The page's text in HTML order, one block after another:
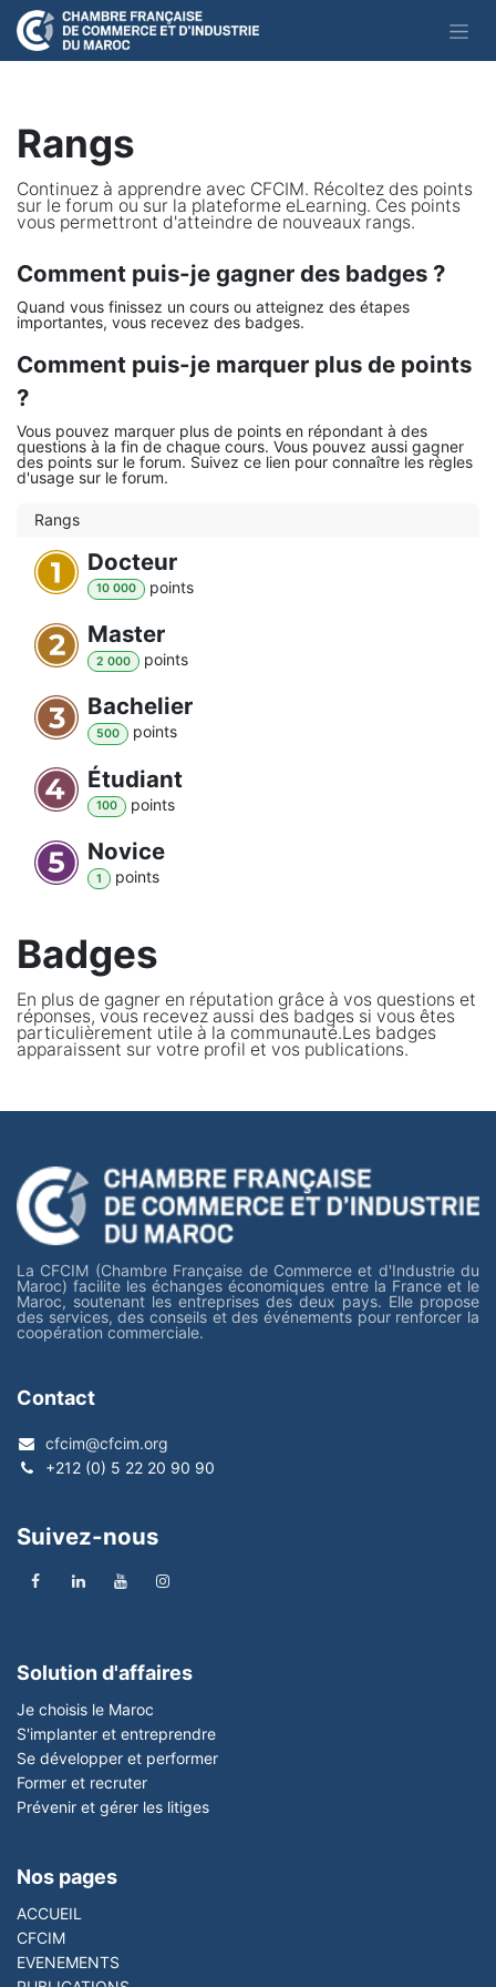
Se rendre au contenu
Rangs
Continuez à apprendre avec CFCIM. Récoltez des points
sur le forum ou sur la plateforme eLearning. Ces points
vous permettront d'atteindre de nouveaux rangs.
Comment puis-je gagner des badges ?
Quand vous finissez un cours ou atteignez des étapes
importantes, vous recevez des badges.
Comment puis-je marquer plus de points
?
Vous pouvez marquer plus de points en répondant à des
questions à la fin de chaque cours. Vous pouvez aussi gagner
des points sur le forum. Suivez ce lien pour connaître les règles
d'usage sur le forum.
Rangs
Docteur
10 000 points
Master
2 000 points
Bachelier
500 points
Étudiant
100 points
Novice
1 points
Badges
En plus de gagner en réputation grâce à vos questions et
réponses, vous recevez aussi des badges si vous êtes
particulièrement utile à la communauté.Les badges
apparaissent sur votre profil et vos publications.
La CFCIM (Chambre Française de Commerce et d'Industrie du
Maroc) facilite les échanges économiques entre la France et le
Maroc, soutenant les entreprises des deux pays. Elle propose
des services, des conseils et des événements pour renforcer la
coopération commerciale.
Contact
cfcim@cfcim.org
+212 (0) 5 22 20 90 90
Suivez-nous
Solution d'affaires
Je choisis le Maroc
S'implanter et entreprendre
Se développer et performer
Former et recruter
Prévenir et gérer les litiges
Nos pages
ACCUEIL
CFCIM
EVENEMENTS